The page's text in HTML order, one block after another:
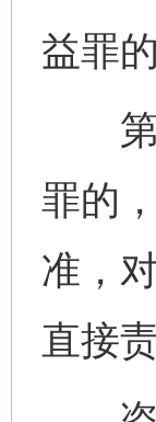
益罪
第
罪的
准，
直接